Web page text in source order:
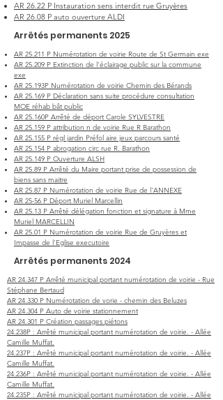
AR 26.22 P Instauration sens interdit rue Gruyères
AR 26.08 P auto ouverture ALDI
Arrêtés permanents 2025
AR 25.211 P Numérotation de voirie Route de St Germain exe
AR 25.209 P Extinction de l'éclairage public sur la commune
exe
AR 25.193P Numérotation de voirie Chemin des Bérands
AR 25.169 P Déclaration sans suite procédure consultation
MOE réhab bât public
AR 25.160P Arrêté de déport Carole SYLVESTRE
AR 25.159 P attribution n de voirie Rue R Barathon
AR 25.155 P régl jardin Préfol aire jeux parcours santé
AR 25.154 P abrogation circ rue R. Barathon
AR 25.149 P Ouverture ALSH
AR 25.89 P Arrêté du Maire portant prise de possession de
biens sans maitre
AR 25.87 P Numérotation de voirie Rue de l'ANNEXE
AR 25-56 P Déport Muriel Marcellin
AR 25.13 P Arrêté délégation fonction et signature à Mme
Muriel MARCELLIN
AR 25.01 P Numérotation de voirie Rue de Gruyères et
Impasse de l'Eglise executoire
Arrêtés permanents 2024
AR 24.347 P Arrêté municipal portant numérotation de voirie - Rue
Stéphane Bertaud
AR 24.330 P Numérotation de vorie - chemin des Beluzes
AR 24.304 P Auto de voirie stationnement
AR 24.301 P Création passages piétons
24.238P : Arrêté municipal portant numérotation de voirie. - Allée
Camille Muffat.
24.237P : Arrêté municipal portant numérotation de voirie. - Allée
Camille Muffat.
24.236P : Arrêté municipal portant numérotation de voirie. - Allée
Camille Muffat.
24.235P : Arrêté municipal portant numérotation de voirie. - Allée